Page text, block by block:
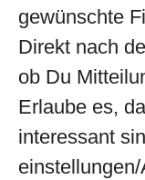
gewünschte
Direkt nach
ob Du
Erlaube es,
interessant